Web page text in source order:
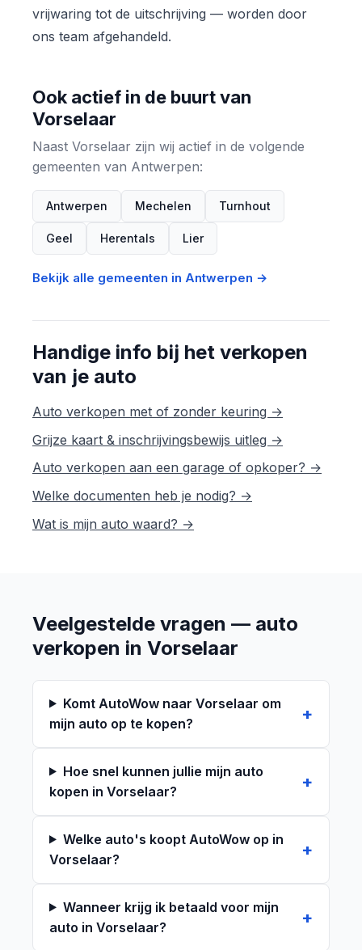
vrijwaring tot de uitschrijving — worden door
ons team afgehandeld.
Ook actief in de buurt van
Vorselaar
Naast Vorselaar zijn wij actief in de volgende
gemeenten van Antwerpen:
Antwerpen Mechelen Turnhout
Geel Herentals Lier
Bekijk alle gemeenten in Antwerpen →
Handige info bij het verkopen
van je auto
Auto verkopen met of zonder keuring →
Grijze kaart & inschrijvingsbewijs uitleg →
Auto verkopen aan een garage of opkoper? →
Welke documenten heb je nodig? →
Wat is mijn auto waard? →
Veelgestelde vragen — auto
verkopen in Vorselaar
Komt AutoWow naar Vorselaar om
mijn auto op te kopen?
Hoe snel kunnen jullie mijn auto
kopen in Vorselaar?
Welke auto's koopt AutoWow op in
Vorselaar?
Wanneer krijg ik betaald voor mijn
auto in Vorselaar?